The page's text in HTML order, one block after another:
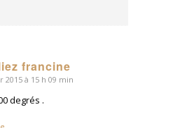
francine
2015 à 15 h 09 min
degrés .